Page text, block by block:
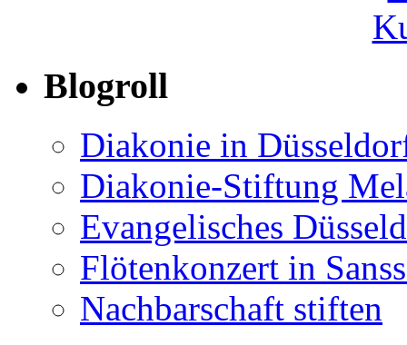
Blogroll
Diakonie in
Diakonie-Stiftung
Evangelisches
Flötenkonzert in
Nachbarschaft stiften